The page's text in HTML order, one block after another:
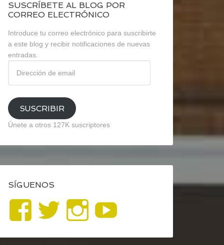
SUSCRÍBETE AL BLOG POR
CORREO ELECTRÓNICO
Introduce tu correo electrónico para suscribirte
a este blog y recibir notificaciones de nuevas
entradas.
email
SUSCRIBIR
Únete a otros 127K suscriptores
SÍGUENOS
Ver
perfil
Ver
perfil
Ver
perfil